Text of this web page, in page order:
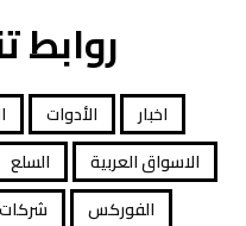
روابط
اخبار الأدوات
الاسواق العربية
السلع
الفوركس